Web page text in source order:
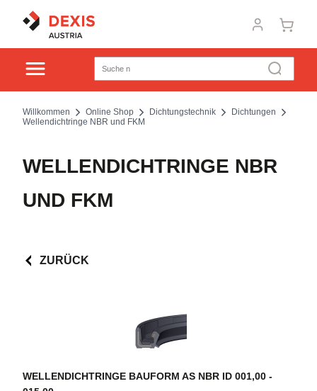
Willkommen Online Shop Dichtungstechnik
Dichtungen
Wellendichtringe NBR und FKM
WELLENDICHTRINGE NBR
UND FKM
ZURÜCK
WELLENDICHTRINGE BAUFORM AS NBR ID 001,00 -